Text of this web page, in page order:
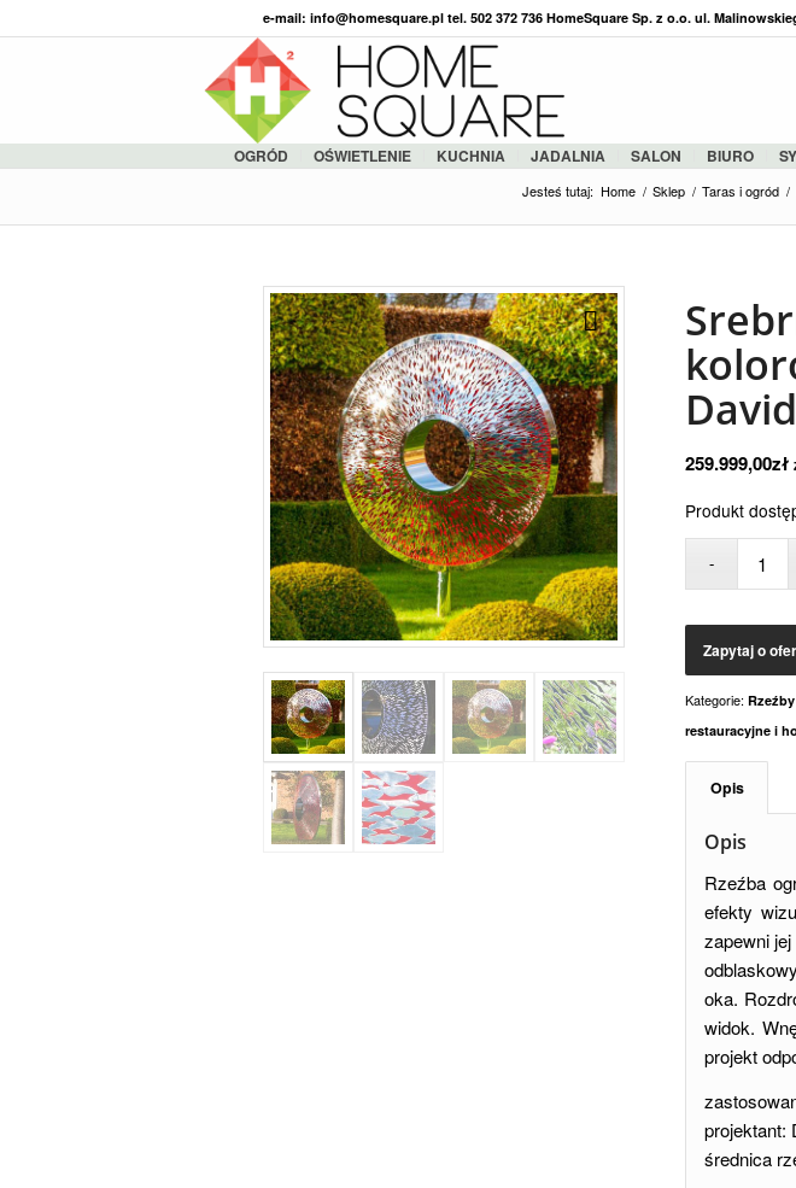
e-mail: info@homesquare.pl tel. 502 372 736 HomeSquare Sp. z o.o. ul.
OGRÓD OŚWIETLENIE KUCHNIA JADALNIA SALON BIURO
Jesteś tutaj: Home / Sklep / Taras i ogród /
259.999,00zł
Produkt
Kategorie:
restauracyjne i
Opis
Opis
Rzeźba
efekty
zapewni
oka.
widok.
projekt
projektant:
średnica